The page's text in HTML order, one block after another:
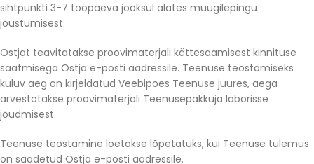
sihtpunkti 3-7 tööpäeva jooksul alates müügilepingu
jõustumisest.
Ostjat teavitatakse proovimaterjali kättesaamisest kinnituse
saatmisega Ostja e-posti aadressile. Teenuse teostamiseks
kuluv aeg on kirjeldatud Veebipoes Teenuse juures, aega
arvestatakse proovimaterjali Teenusepakkuja laborisse
jõudmisest.
Teenuse teostamine loetakse lõpetatuks, kui Teenuse tulemus
on saadetud Ostja e-posti aadressile.